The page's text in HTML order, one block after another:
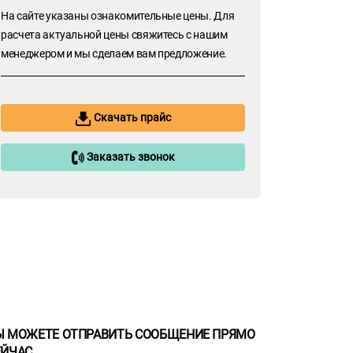
На сайте указаны ознакомительные цены. Для
расчета актуальной цены свяжитесь с нашим
менеджером и мы сделаем вам предложение.
Скачать прайс
Заказать звонок
МОЖЕТЕ ОТПРАВИТЬ СООБЩЕНИЕ ПРЯМО